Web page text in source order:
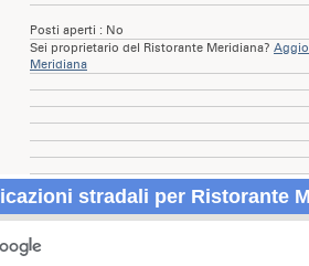
Posti aperti : No
Sei proprietario del Ristorante Meridiana?
Meridiana
stradali per Ristorante